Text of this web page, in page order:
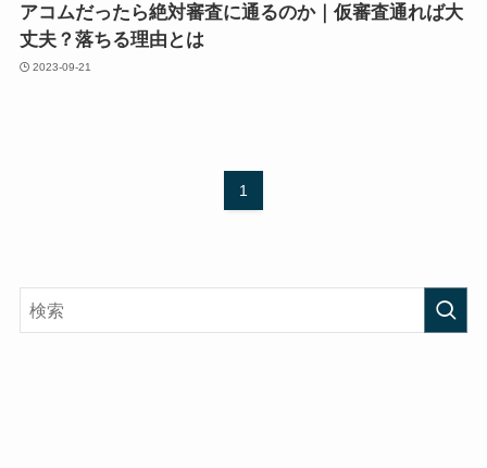
アコムだったら絶対審査に通るのか｜仮審査通れば大
丈夫？落ちる理由とは
2023-09-21
1